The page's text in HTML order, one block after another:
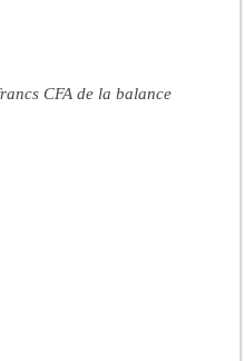
CFA de la balance